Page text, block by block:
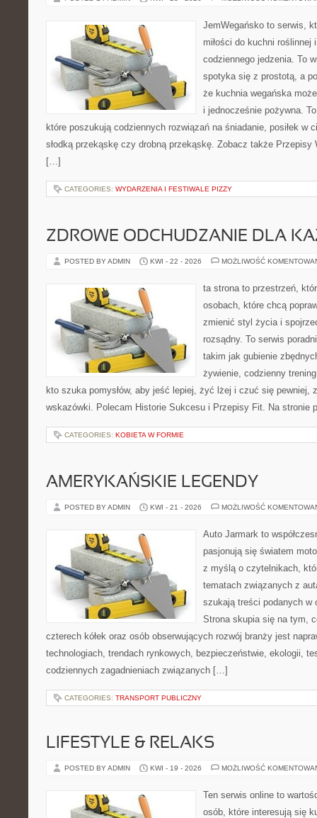
JemWegańsko to serwis,
miłości do kuchni roślinnej
codziennego jedzenia. To
spotyka się z prostotą, a
że kuchnia wegańska
i jednocześnie pożywna.
które poszukują codziennych rozwiązań na śniadanie, posiłek w
słodką przekąskę czy drobną przekąskę. Zobacz także Przepisy
[…]
CATEGORIES: WYDARZENIA I FESTIWALE PIZZY
ZDROWE ODCHUDZANIE DLA
POSTED BY ADMIN KWI - 22 - 2026 MOŻLIWOŚĆ
ta strona to przestrzeń,
osobach, które chcą
zmienić styl życia i
rozsądny. To serwis
takim jak gubienie
żywienie, codzienny
kto szuka pomysłów, aby jeść lepiej, żyć lżej i czuć się pewniej,
wskazówki. Polecam Historie Sukcesu i Przepisy Fit. Na stronie
CATEGORIES: KOBIETA W FORMIE
AMERYKAŃSKIE LEGENDY
POSTED BY ADMIN KWI - 21 - 2026 MOŻLIWOŚĆ
Auto Jarmark to
pasjonują się światem
z myślą o czytelnikach,
tematach związanych z
szukają treści podanych
Strona skupia się na tym,
czterech kółek oraz osób obserwujących rozwój branży jest
technologiach, trendach rynkowych, bezpieczeństwie, ekologii,
codziennych zagadnieniach związanych […]
CATEGORIES: TRANSPORT PUBLICZNY
LIFESTYLE & RELAKS
POSTED BY ADMIN KWI - 19 - 2026 MOŻLIWOŚĆ
Ten serwis online to
osób, które interesują się